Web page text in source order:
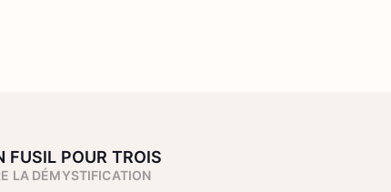
FUSIL POUR TROIS
LA DÉMYSTIFICATION